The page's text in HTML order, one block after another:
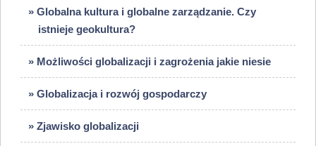
» Globalna kultura i globalne zarządzanie. Czy
istnieje geokultura?
» Możliwości globalizacji i zagrożenia jakie niesie
» Globalizacja i rozwój gospodarczy
» Zjawisko globalizacji